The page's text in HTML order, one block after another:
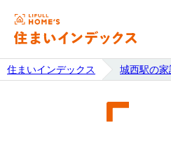
住まいインデックス 城西駅の家